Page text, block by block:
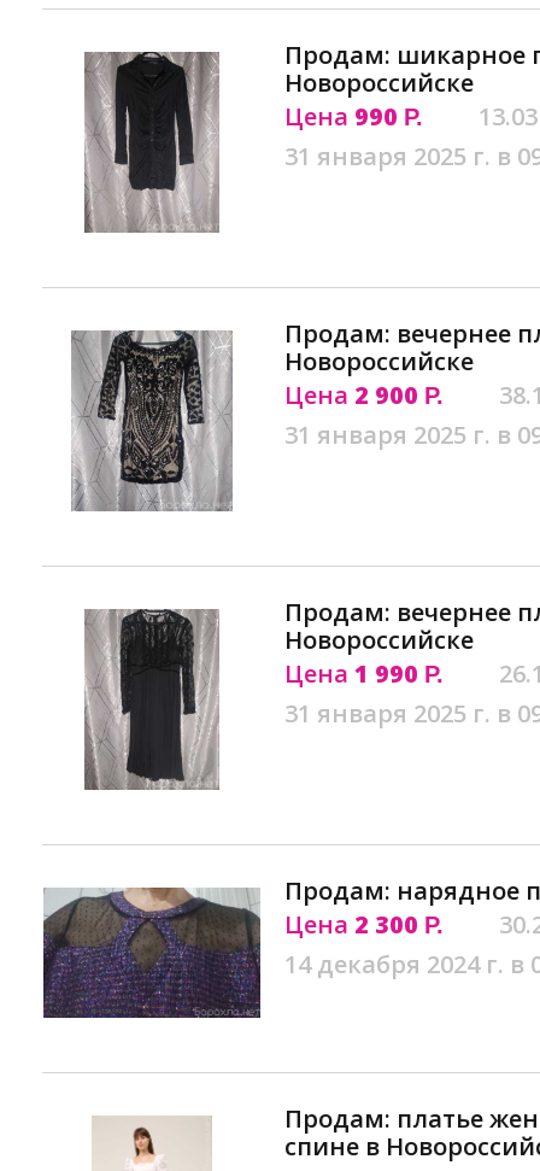
Продам: шикарное
Новороссийске
Цена 990 Р.
31 января 2025 г. в
Продам: вечернее
Новороссийске
Цена 2 900 Р.
31 января 2025 г. в
Продам: вечернее
Новороссийске
Цена 1 990 Р.
31 января 2025 г. в
Продам: нарядное
Цена 2 300 Р.
14 декабря 2024 г. в
Продам: платье
спине в